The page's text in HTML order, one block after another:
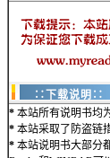
∷下载说明∷
* 本站所有说明书均
* 本站采取了防盗链
* 本站说明书大部分